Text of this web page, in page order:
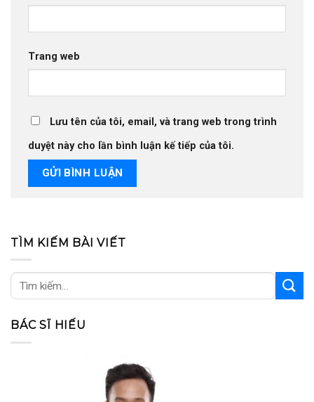
Trang web
Lưu tên của tôi, email, và trang web trong trình
duyệt này cho lần bình luận kế tiếp của tôi.
TÌM KIẾM BÀI VIẾT
BÁC SĨ HIẾU